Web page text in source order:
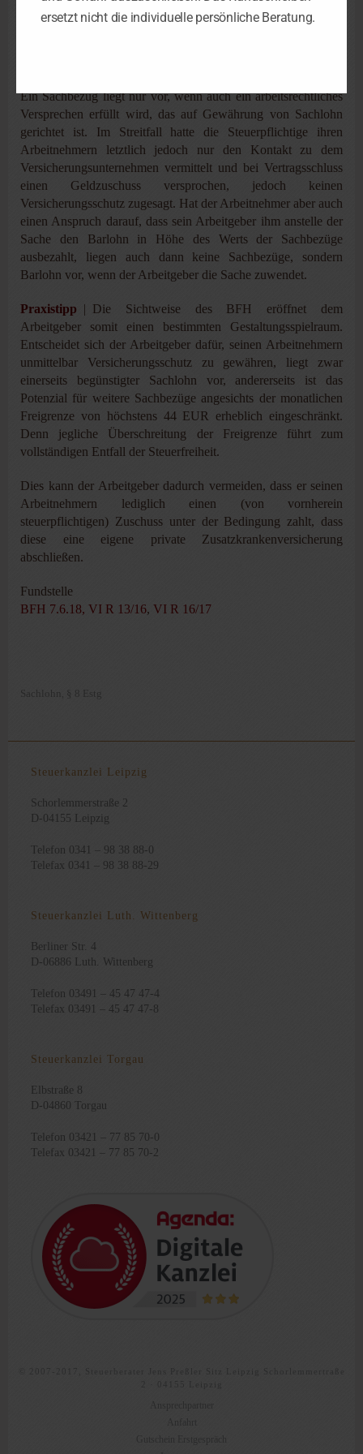
von 44 EUR blieben. Nach Auffassung des BFH führt dies zu
Ein Sachbezug liegt nur vor, wenn auch ein arbeitsrechtliches
Versprechen erfüllt wird, das auf Gewährung von Sachlohn
gerichtet ist. Im Streitfall hatte die Steuerpflichtige ihren
Arbeitnehmern letztlich jedoch nur den Kontakt zu dem
Versicherungsunternehmen vermittelt und bei Vertragsschluss
einen Geldzuschuss versprochen, jedoch keinen
Versicherungsschutz zugesagt. Hat der Arbeitnehmer aber auch
einen Anspruch darauf, dass sein Arbeitgeber ihm anstelle der
Sache den Barlohn in Höhe des Werts der Sachbezüge
ausbezahlt, liegen auch dann keine Sachbezüge, sondern
Barlohn vor, wenn der Arbeitgeber die Sache zuwendet.
Praxistipp | Die Sichtweise des BFH eröffnet dem
Arbeitgeber somit einen bestimmten Gestaltungsspielraum.
Entscheidet sich der Arbeitgeber dafür, seinen Arbeitnehmern
unmittelbar Versicherungsschutz zu gewähren, liegt zwar
einerseits begünstigter Sachlohn vor, andererseits ist das
Potenzial für weitere Sachbezüge angesichts der monatlichen
Freigrenze von höchstens 44 EUR erheblich eingeschränkt.
Denn jegliche Überschreitung der Freigrenze führt zum
vollständigen Entfall der Steuerfreiheit.
Dies kann der Arbeitgeber dadurch vermeiden, dass er seinen
Arbeitnehmern lediglich einen (von vornherein
steuerpflichtigen) Zuschuss unter der Bedingung zahlt, dass
diese eine eigene private Zusatzkrankenversicherung
abschließen.
Fundstelle
BFH 7.6.18, VI R 13/16, VI R 16/17
Sachlohn § 8 Estg
Steuerkanzlei Leipzig
Schorlemmerstraße 2
D-04155 Leipzig
Telefon 0341 – 98 38 88-0
Telefax 0341 – 98 38 88-29
Steuerkanzlei Luth. Wittenberg
Berliner Str. 4
D-06886 Luth. Wittenberg
Telefon 03491 – 45 47 47-4
Telefax 03491 – 45 47 47-8
Steuerkanzlei Torgau
Elbstraße 8
D-04860 Torgau
Telefon 03421 – 77 85 70-0
Telefax 03421 – 77 85 70-2
ersetzt nicht die individuelle persönliche Beratung.